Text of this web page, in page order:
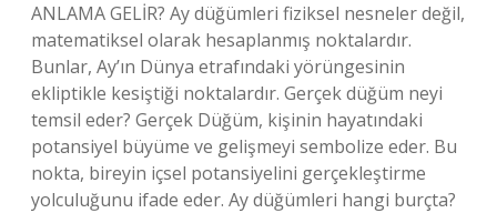
ANLAMA GELİR? Ay düğümleri fiziksel nesneler değil,
matematiksel olarak hesaplanmış noktalardır.
Bunlar, Ay’ın Dünya etrafındaki yörüngesinin
ekliptikle kesiştiği noktalardır. Gerçek düğüm neyi
temsil eder? Gerçek Düğüm, kişinin hayatındaki
potansiyel büyüme ve gelişmeyi sembolize eder. Bu
nokta, bireyin içsel potansiyelini gerçekleştirme
yolculuğunu ifade eder. Ay düğümleri hangi burçta?